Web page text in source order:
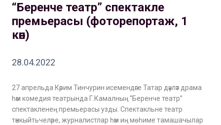
“Беренче театр” спектакле
премьерасы (фоторепортаж, 1
көн)
28.04.2022
27 апрельда Кәрим Тинчурин исемендәге Татар дәүләт драма
һәм комедия театрында Г.Камалның “Беренче театр”
спектакленең премьерасы узды. Спектакльне театр
тәнкыйтьчеләре, журналистлар һәм иң мөһиме тамашачылар